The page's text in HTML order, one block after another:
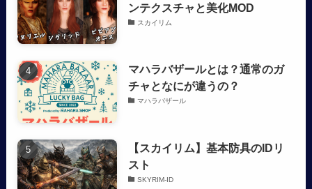
ンテクスチャと美化MOD
スカイリム
マハラバザールとは？通常のガ
チャとなにが違うの？
マハラバザール
【スカイリム】基本防具のIDリ
スト
SKYRIM-ID